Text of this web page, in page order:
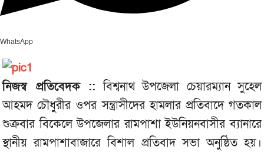
WhatsApp
নিজস্ব প্রতিবেদক :: বিশ্বনাথ উপজেলা চেয়ারম্যান সুহেল
আহমদ চৌধুরীর ওপর সন্ত্রাসীদের হামলার প্রতিবাদে গতকাল
শুক্রবার বিকেলে উপজেলার রামপাশা ইউনিয়নবাসীর ব্যানারে
স্থানীয় রামপাশাবাজারে বিশাল প্রতিবাদ সভা অনুষ্ঠিত হয়।